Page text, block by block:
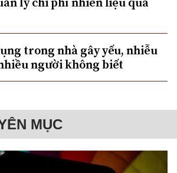
trong nhà gây yếu, nhiễu
người không biết
MỤC